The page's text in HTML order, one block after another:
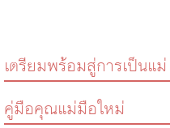
เตรียมพร้อมสู่การเป็นแม่
คู่มือคุณแม่มือใหม่